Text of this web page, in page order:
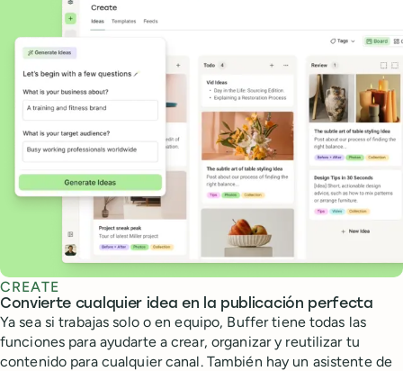
CREATE
Convierte cualquier idea en la publicación perfecta
Ya sea si trabajas solo o en equipo, Buffer tiene todas las
funciones para ayudarte a crear, organizar y reutilizar tu
contenido para cualquier canal. También hay un asistente de